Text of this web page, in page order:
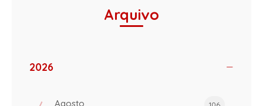
Arquivo
2026
Agosto